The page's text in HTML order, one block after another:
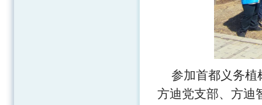
参加首都义务植
方迪党支部、方迪